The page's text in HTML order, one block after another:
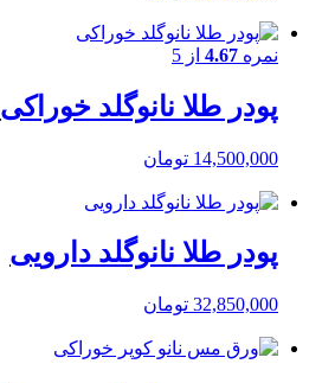
نمره 4.67 از 5
پودر طلا نانوگلد خوراکی
14,500,000 تومان
پودر طلا نانوگلد دارویی
32,850,000 تومان